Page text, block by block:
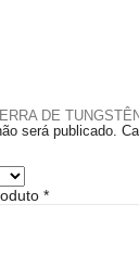
DE
será publicado.
*